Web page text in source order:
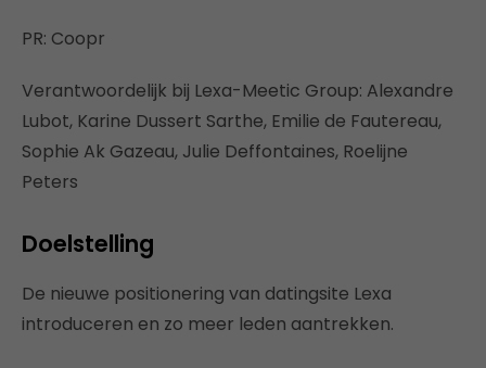
PR: Coopr
Verantwoordelijk bij Lexa-Meetic Group: Alexandre
Lubot, Karine Dussert Sarthe, Emilie de Fautereau,
Sophie Ak Gazeau, Julie Deffontaines, Roelijne
Peters
Doelstelling
De nieuwe positionering van datingsite Lexa
introduceren en zo meer leden aantrekken.